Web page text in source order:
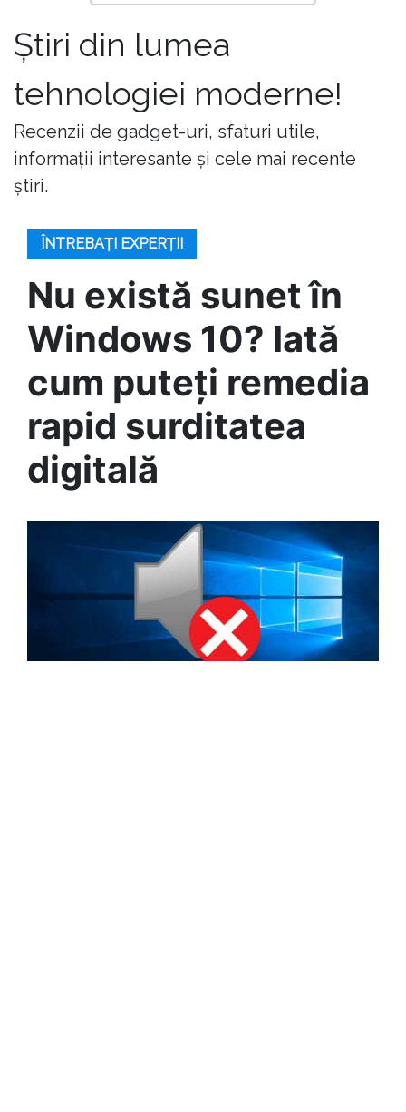
Știri din lumea
tehnologiei moderne!
Recenzii de gadget-uri, sfaturi utile,
informații interesante și cele mai recente
știri.
ÎNTREBAȚI EXPERȚII
Nu există sunet în
Windows 10? Iată
cum puteți remedia
rapid surditatea
digitală